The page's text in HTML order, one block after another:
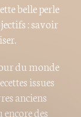
belle perle
: savoir
du monde
issues
anciens
des